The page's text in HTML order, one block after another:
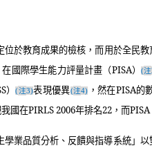
位於教育成果的檢核，而用於全民
國際學生能力評量計畫（PISA） (注
）(注3)表現優異(注4) ，然在PISA的
國在PIRLS 2006年排名22，而PISA
學業品質分析、反饋與指導系統」